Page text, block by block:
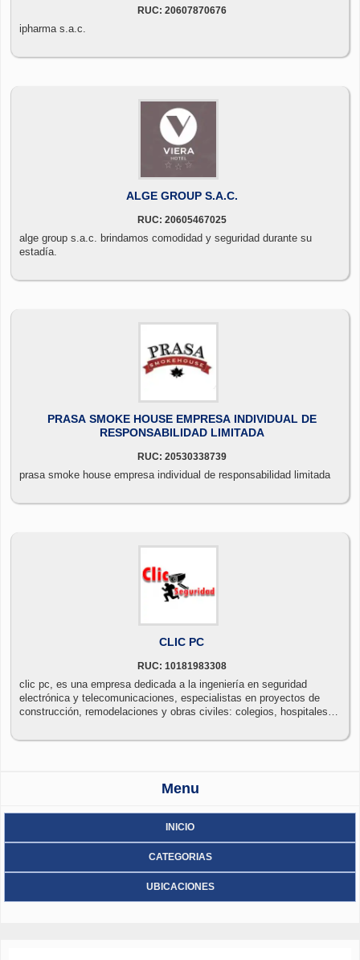
RUC: 20607870676
ipharma s.a.c.
ALGE GROUP S.A.C.
RUC: 20605467025
alge group s.a.c. brindamos comodidad y seguridad durante su
estadía.
PRASA SMOKE HOUSE EMPRESA INDIVIDUAL DE
RESPONSABILIDAD LIMITADA
RUC: 20530338739
prasa smoke house empresa individual de responsabilidad limitada
CLIC PC
RUC: 10181983308
clic pc, es una empresa dedicada a la ingeniería en seguridad
electrónica y telecomunicaciones, especialistas en proyectos de
construcción, remodelaciones y obras civiles: colegios, hospitales,
almacenes, plantas industriales, etc. contamos con personal técnico
complejidad. obtenga todas las soluciones integrales para su
Menu
INICIO
CATEGORIAS
UBICACIONES